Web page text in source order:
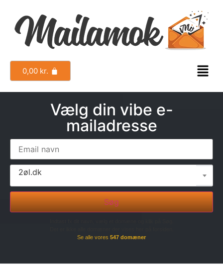
0,00 kr.
Vælg din vibe e-
mailadresse
2øl.dk
Søg
Se alle vores 547 domæner